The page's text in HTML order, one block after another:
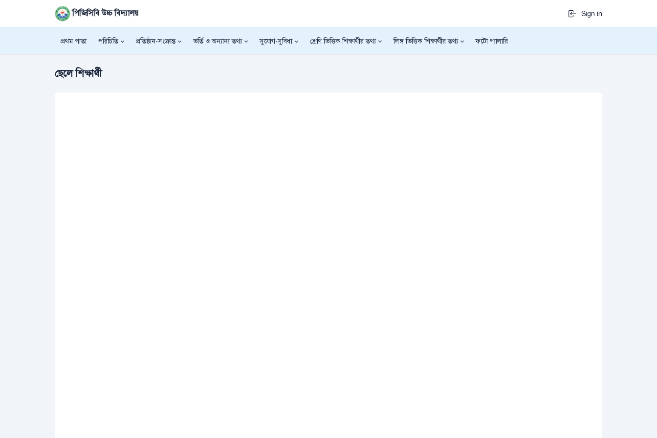
পিজিসিবি উচ্চ বিদ্যালয় Sign in
প্রথম পাতা পরিচিতি প্রতিষ্ঠান-সংক্রান্ত ভর্তি ও অন্যান্য তথ্য সুযোগ-সুবিধা শ্রেণি ভিত্তিক শিক্ষার্থীর তথ্য লিঙ্গ ভিত্তিক শিক্ষার্থীর তথ্য ফটো গ্যালারি
ছেলে শিক্ষার্থী